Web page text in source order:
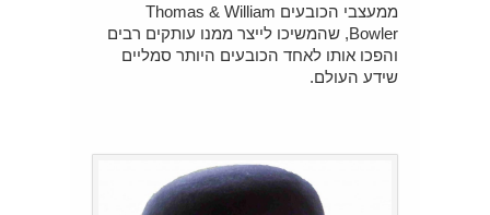
ממעצבי הכובעים Thomas & William
Bowler, שהמשיכו לייצר ממנו עותקים רבים
והפכו אותו לאחד הכובעים היותר סמליים
שידע העולם.